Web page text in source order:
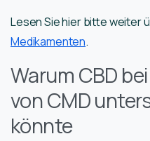
Lesen Sie hier bitte weiter
Medikamenten.
Warum CBD
von CMD
könnte